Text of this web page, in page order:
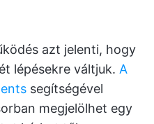
azt jelenti, hogy
lépésekre váltjuk. A
segítségével
megjelölhet egy